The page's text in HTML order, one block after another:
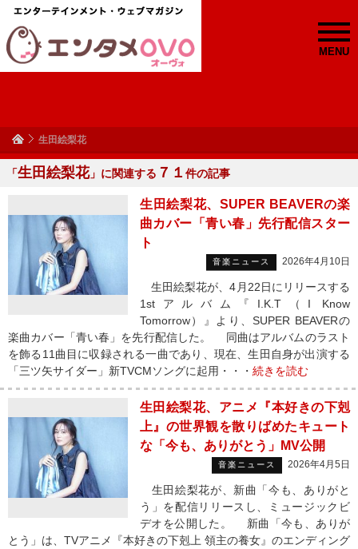
MENU
生田絵梨花
「生田絵梨花」に関連する ７１ 件の記事
生田絵梨花、SUPER BEAVERの楽
曲カバー「青い春」先行配信スター
ト
音楽ニュース 2026年4月10日
生田絵梨花が、4月22日にリリースする
1stアルバム『I.K.T（I Know
Tomorrow）』より、SUPER BEAVERの
楽曲カバー「青い春」を先行配信した。 同曲はアルバムのラスト
を飾る11曲目に収録される一曲であり、現在、生田自身が出演する
「三ツ矢サイダー」新TVCMソングに起用・・・ 続きを読む
生田絵梨花、アニメ『本好きの下剋
上』の世界観を散りばめたキュート
な「今も、ありがとう」MV公開
音楽ニュース 2026年4月5日
生田絵梨花が、新曲「今も、ありがと
う」を配信リリースし、ミュージックビ
デオを公開した。 新曲「今も、ありが
とう」は、TVアニメ『本好きの下剋上 領主の養女』のエンディング